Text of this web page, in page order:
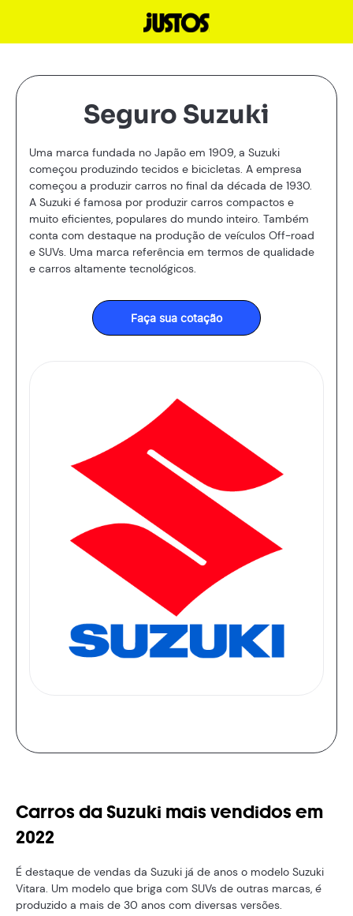
Seguro Suzuki
Uma marca fundada no Japão em 1909, a Suzuki
começou produzindo tecidos e bicicletas. A empresa
começou a produzir carros no final da década de 1930.
A Suzuki é famosa por produzir carros compactos e
muito eficientes, populares do mundo inteiro. Também
conta com destaque na produção de veículos Off-road
e SUVs. Uma marca referência em termos de qualidade
e carros altamente tecnológicos.
Faça sua cotação
Carros da Suzuki mais vendidos em
2022
É destaque de vendas da Suzuki já de anos o modelo Suzuki
Vitara. Um modelo que briga com SUVs de outras marcas, é
produzido a mais de 30 anos com diversas versões.